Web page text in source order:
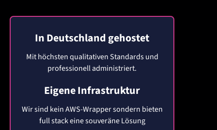
In Deutschland gehostet
Mit höchsten qualitativen Standards und
professionell administriert.
Eigene Infrastruktur
Wir sind kein AWS-Wrapper sondern bieten
full stack eine souveräne Lösung